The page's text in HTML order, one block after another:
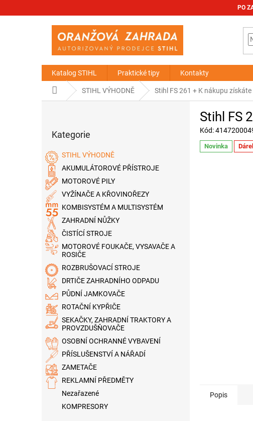
PO
Katalog STIHL Praktické tipy Kontakty
Domů STIHL VÝHODNĚ Stihl FS 261 + K nákupu
a
n
p
a
e
kategorie
Kategorie
STIHL VÝHODNĚ
AKUMULÁTOROVÉ PŘÍSTROJE
MOTOROVÉ PILY
VYŽÍNAČE A KŘOVINOŘEZY
KOMBISYSTÉM A MULTISYSTÉM
ZAHRADNÍ NŮŽKY
ČISTÍCÍ STROJE
MOTOROVÉ FOUKAČE, VYSAVAČE A
ROSIČE
ROZBRUŠOVACÍ STROJE
DRTIČE ZAHRADNÍHO ODPADU
PŮDNÍ JAMKOVAČE
ROTAČNÍ KYPŘIČE
SEKAČKY, ZAHRADNÍ TRAKTORY A
PROVZDUŠŇOVAČE
OSOBNÍ OCHRANNÉ VYBAVENÍ
PŘÍSLUŠENSTVÍ A NÁŘADÍ
ZAMETAČE
REKLAMNÍ PŘEDMĚTY
Nezařazené
KOMPRESORY
Stihl FS
Kód:
Novinka
Popis